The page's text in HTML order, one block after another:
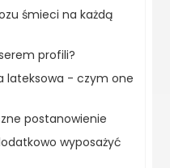
śmieci na każdą
profili?
lateksowa - czym one
postanowienie
wyposażyć